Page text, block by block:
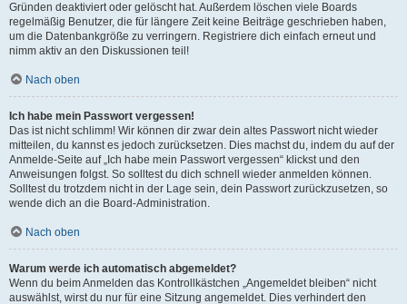
Gründen deaktiviert oder gelöscht hat. Außerdem löschen viele Boards
regelmäßig Benutzer, die für längere Zeit keine Beiträge geschrieben haben,
um die Datenbankgröße zu verringern. Registriere dich einfach erneut und
nimm aktiv an den Diskussionen teil!
Nach oben
Ich habe mein Passwort vergessen!
Das ist nicht schlimm! Wir können dir zwar dein altes Passwort nicht wieder
mitteilen, du kannst es jedoch zurücksetzen. Dies machst du, indem du auf der
Anmelde-Seite auf „Ich habe mein Passwort vergessen“ klickst und den
Anweisungen folgst. So solltest du dich schnell wieder anmelden können.
Solltest du trotzdem nicht in der Lage sein, dein Passwort zurückzusetzen, so
wende dich an die Board-Administration.
Nach oben
Warum werde ich automatisch abgemeldet?
Wenn du beim Anmelden das Kontrollkästchen „Angemeldet bleiben“ nicht
auswählst, wirst du nur für eine Sitzung angemeldet. Dies verhindert den